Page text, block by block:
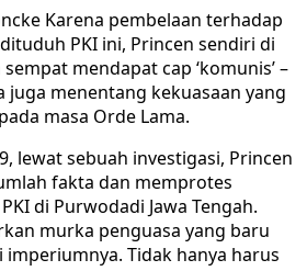
Karena pembelaan terhadap
PKI ini, Princen sendiri di
mendapat cap ‘komunis’ –
juga menentang kekuasaan yang
masa Orde Lama.
lewat sebuah investigasi, Princen
fakta dan memprotes
di Purwodadi Jawa Tengah.
murka penguasa yang baru
Tidak hanya harus